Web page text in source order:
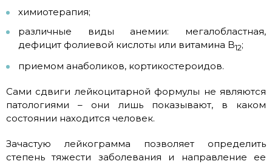
химиотерапия;
различные виды анемии: мегалобластная,
дефицит фолиевой кислоты или витамина B12;
приемом анаболиков, кортикостероидов.
Сами сдвиги лейкоцитарной формулы не являются
патологиями – они лишь показывают, в каком
состоянии находится человек.
Зачастую лейкограмма позволяет определить
степень тяжести заболевания и направление ее